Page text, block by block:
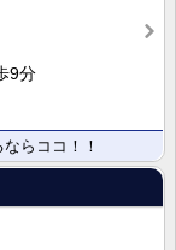
9分
らココ！！